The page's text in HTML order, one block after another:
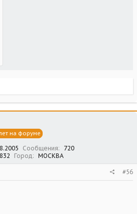
на форуме
Сообщения
720
832 Город МОСКВА
#56